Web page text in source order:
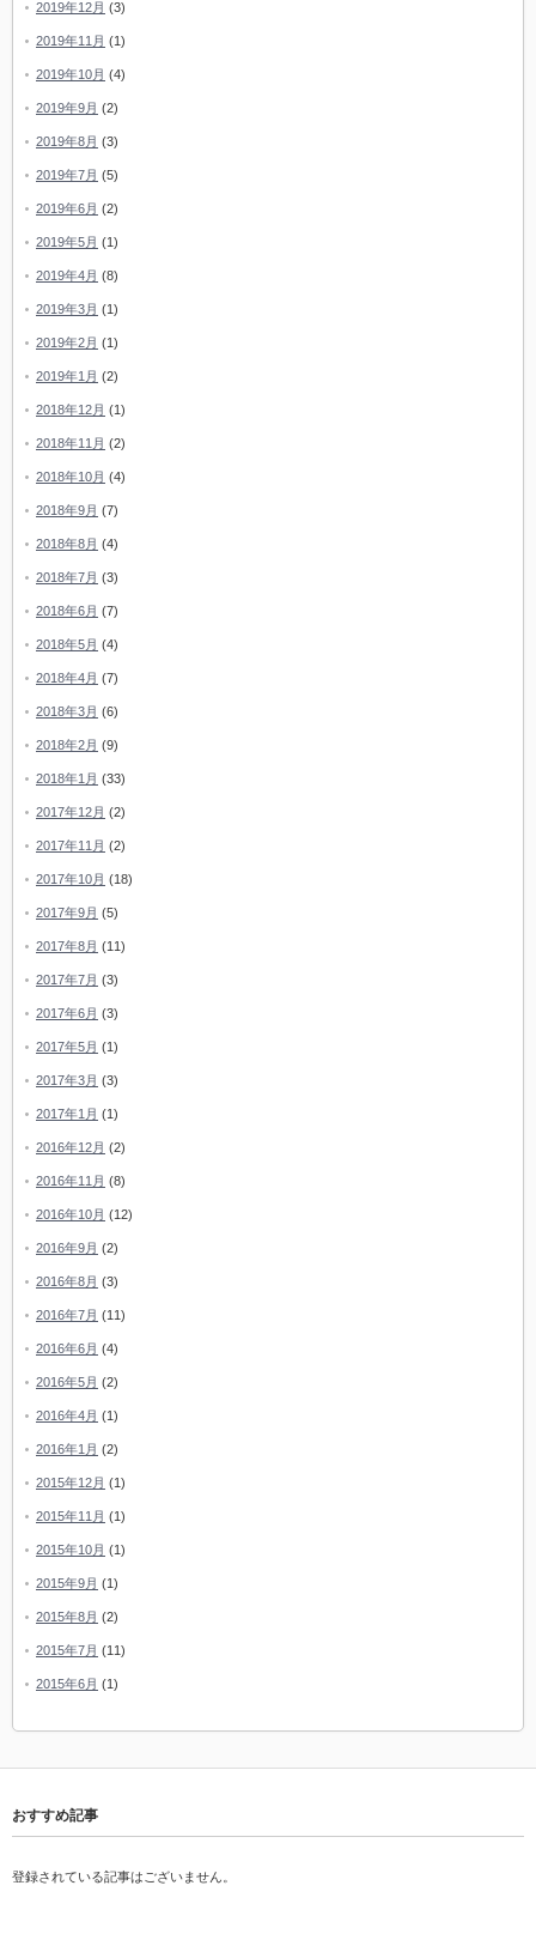
2019年12月 (3)
2019年11月 (1)
2019年10月 (4)
2019年9月 (2)
2019年8月 (3)
2019年7月 (5)
2019年6月 (2)
2019年5月 (1)
2019年4月 (8)
2019年3月 (1)
2019年2月 (1)
2019年1月 (2)
2018年12月 (1)
2018年11月 (2)
2018年10月 (4)
2018年9月 (7)
2018年8月 (4)
2018年7月 (3)
2018年6月 (7)
2018年5月 (4)
2018年4月 (7)
2018年3月 (6)
2018年2月 (9)
2018年1月 (33)
2017年12月 (2)
2017年11月 (2)
2017年10月 (18)
2017年9月 (5)
2017年8月 (11)
2017年7月 (3)
2017年6月 (3)
2017年5月 (1)
2017年3月 (3)
2017年1月 (1)
2016年12月 (2)
2016年11月 (8)
2016年10月 (12)
2016年9月 (2)
2016年8月 (3)
2016年7月 (11)
2016年6月 (4)
2016年5月 (2)
2016年4月 (1)
2016年1月 (2)
2015年12月 (1)
2015年11月 (1)
2015年10月 (1)
2015年9月 (1)
2015年8月 (2)
2015年7月 (11)
2015年6月 (1)
おすすめ記事
登録されている記事はございません。